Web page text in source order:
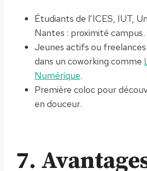
Étudiants de l’ICES, IUT,
Nantes : proximité campus.
Jeunes actifs ou
dans un coworking comme
Numérique.
Première coloc pour
en douceur.
7.